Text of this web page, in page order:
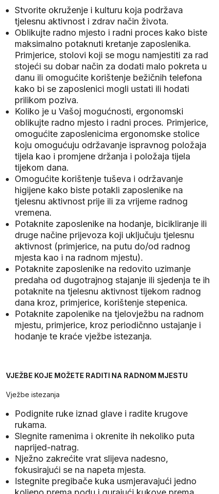
Stvorite okruženje i kulturu koja podržava
tjelesnu aktivnost i zdrav način života.
Oblikujte radno mjesto i radni proces kako biste
maksimalno potaknuti kretanje zaposlenika.
Primjerice, stolovi koji se mogu namjestiti za rad
stojeći su dobar način za dodati malo pokreta u
danu ili omogućite korištenje bežičnih telefona
kako bi se zaposlenici mogli ustati ili hodati
prilikom poziva.
Koliko je u Vašoj mogućnosti, ergonomski
oblikujte radno mjesto i radni proces. Primjerice,
omogućite zaposlenicima ergonomske stolice
koju omogućuju održavanje ispravnog položaja
tijela kao i promjene držanja i položaja tijela
tijekom dana.
Omogućite korištenje tuševa i održavanje
higijene kako biste potakli zaposlenike na
tjelesnu aktivnost prije ili za vrijeme radnog
vremena.
Potaknite zaposlenike na hodanje, bicikliranje ili
druge načine prijevoza koji uključuju tjelesnu
aktivnost (primjerice, na putu do/od radnog
mjesta kao i na radnom mjestu).
Potaknite zaposlenike na redovito uzimanje
predaha od dugotrajnog stajanje ili sjedenja te ih
potaknite na tjelesnu aktivnost tijekom radnog
dana kroz, primjerice, korištenje stepenica.
Potaknite zapolenike na tjelovježbu na radnom
mjestu, primjerice, kroz periodičnno ustajanje i
hodanje te kraće vježbe istezanja.
VJEŽBE KOJE MOŽETE RADITI NA RADNOM MJESTU
Vježbe istezanja
Podignite ruke iznad glave i radite krugove
rukama.
Slegnite ramenima i okrenite ih nekoliko puta
naprijed-natrag.
Nježno zakrećite vrat slijeva nadesno,
fokusirajući se na napeta mjesta.
Istegnite pregibače kuka usmjeravajući jedno